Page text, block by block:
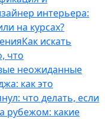
интерьера:
на курсах?
Как искать
что
неожиданные
как это
что делать, если
рубежом: какие